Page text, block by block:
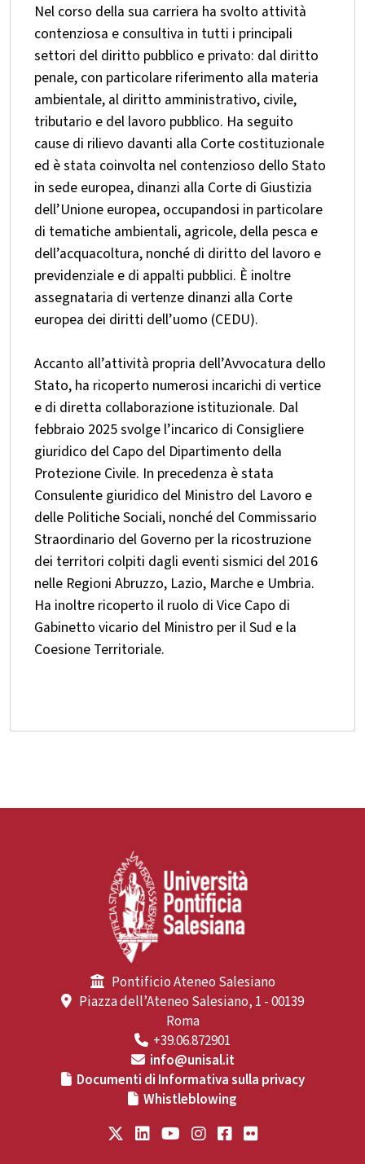
Nel corso della sua carriera ha svolto attività
contenziosa e consultiva in tutti i principali
settori del diritto pubblico e privato: dal diritto
penale, con particolare riferimento alla materia
ambientale, al diritto amministrativo, civile,
tributario e del lavoro pubblico. Ha seguito
cause di rilievo davanti alla Corte costituzionale
ed è stata coinvolta nel contenzioso dello Stato
in sede europea, dinanzi alla Corte di Giustizia
dell’Unione europea, occupandosi in particolare
di tematiche ambientali, agricole, della pesca e
dell’acquacoltura, nonché di diritto del lavoro e
previdenziale e di appalti pubblici. È inoltre
assegnataria di vertenze dinanzi alla Corte
europea dei diritti dell’uomo (CEDU).
Accanto all’attività propria dell’Avvocatura dello
Stato, ha ricoperto numerosi incarichi di vertice
e di diretta collaborazione istituzionale. Dal
febbraio 2025 svolge l’incarico di Consigliere
giuridico del Capo del Dipartimento della
Protezione Civile. In precedenza è stata
Consulente giuridico del Ministro del Lavoro e
delle Politiche Sociali, nonché del Commissario
Straordinario del Governo per la ricostruzione
dei territori colpiti dagli eventi sismici del 2016
nelle Regioni Abruzzo, Lazio, Marche e Umbria.
Ha inoltre ricoperto il ruolo di Vice Capo di
Gabinetto vicario del Ministro per il Sud e la
Coesione Territoriale.
Pontificio Ateneo Salesiano
Piazza dell’Ateneo Salesiano, 1 - 00139
Roma
+39.06.872901
info@unisal.it
Documenti di Informativa sulla privacy
Whistleblowing